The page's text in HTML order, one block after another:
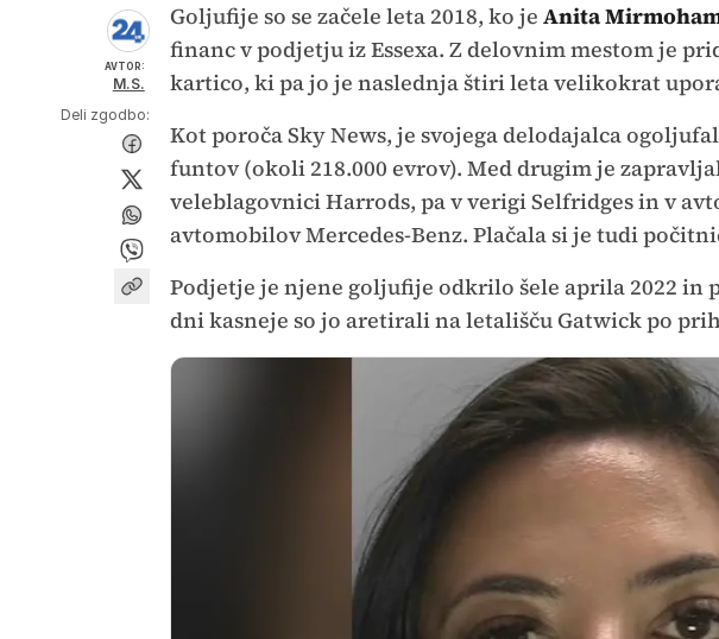
AVTOR:
M.S.
Deli zgodbo:
Goljufije so se začele leta 2018, ko je Anita
financ v podjetju iz Essexa. Z delovnim mestom je
kartico, ki pa jo je naslednja štiri leta velikokrat
Kot poroča Sky News, je svojega delodajalca
funtov (okoli 218.000 evrov). Med drugim je
veleblagovnici Harrods, pa v verigi Selfridges in v
avtomobilov Mercedes-Benz. Plačala si je tudi
Podjetje je njene goljufije odkrilo šele aprila 2022 in
dni kasneje so jo aretirali na letališču Gatwick po